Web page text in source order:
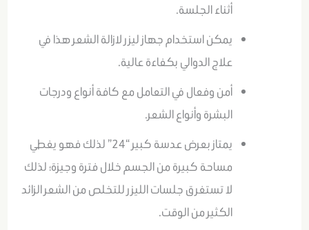
أثناء الجلسة.
يمكن استخدام جهاز ليزر لازالة الشعر هذا في
علاج الدوالي بكفاءة عالية.
أمن وفعال في التعامل مع كافة أنواع ودرجات
البشرة وأنواع الشعر.
يمتاز بعرض عدسة كبير “24” لذلك فهو يغطي
مساحة كبيرة من الجسم خلال فترة وجيزة؛ لذلك
لا تستغرق جلسات الليزر للتخلص من الشعر الزائد
الكثير من الوقت.